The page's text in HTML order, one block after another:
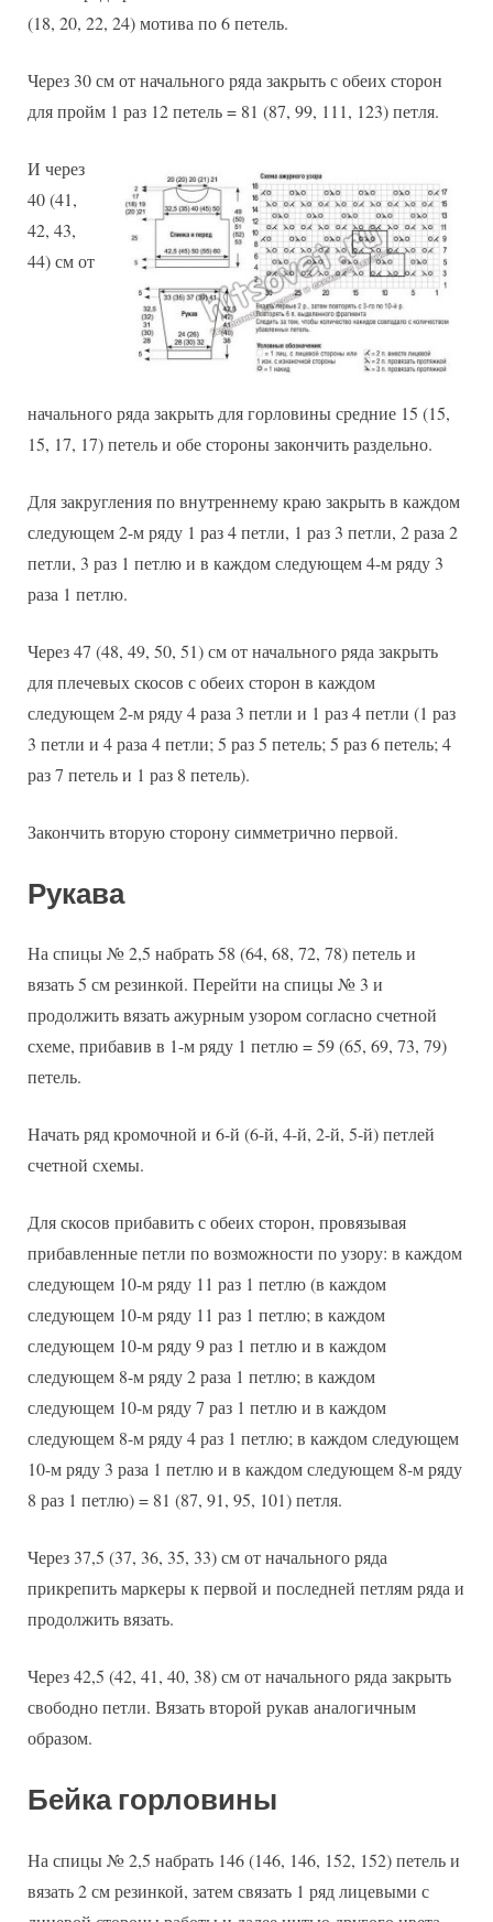
(18, 20, 22, 24) мотива по 6 петель.
Через 30 см от начального ряда закрыть с обеих сторон
для пройм 1 раз 12 петель = 81 (87, 99, 111, 123) петля.
И через
40 (41,
42, 43,
44) см от
начального ряда закрыть для горловины средние 15 (15,
15, 17, 17) петель и обе стороны закончить раздельно.
Для закругления по внутреннему краю закрыть в каждом
следующем 2-м ряду 1 раз 4 петли, 1 раз 3 петли, 2 раза 2
петли, 3 раз 1 петлю и в каждом следующем 4-м ряду 3
раза 1 петлю.
Через 47 (48, 49, 50, 51) см от начального ряда закрыть
для плечевых скосов с обеих сторон в каждом
следующем 2-м ряду 4 раза 3 петли и 1 раз 4 петли (1 раз
3 петли и 4 раза 4 петли; 5 раз 5 петель; 5 раз 6 петель; 4
раз 7 петель и 1 раз 8 петель).
Закончить вторую сторону симметрично первой.
Рукава
На спицы № 2,5 набрать 58 (64, 68, 72, 78) петель и
вязать 5 см резинкой. Перейти на спицы № 3 и
продолжить вязать ажурным узором согласно счетной
схеме, прибавив в 1-м ряду 1 петлю = 59 (65, 69, 73, 79)
петель.
Начать ряд кромочной и 6-й (6-й, 4-й, 2-й, 5-й) петлей
счетной схемы.
Для скосов прибавить с обеих сторон, провязывая
прибавленные петли по возможности по узору: в каждом
следующем 10-м ряду 11 раз 1 петлю (в каждом
следующем 10-м ряду 11 раз 1 петлю; в каждом
следующем 10-м ряду 9 раз 1 петлю и в каждом
следующем 8-м ряду 2 раза 1 петлю; в каждом
следующем 10-м ряду 7 раз 1 петлю и в каждом
следующем 8-м ряду 4 раз 1 петлю; в каждом следующем
10-м ряду 3 раза 1 петлю и в каждом следующем 8-м ряду
8 раз 1 петлю) = 81 (87, 91, 95, 101) петля.
Через 37,5 (37, 36, 35, 33) см от начального ряда
прикрепить маркеры к первой и последней петлям ряда и
продолжить вязать.
Через 42,5 (42, 41, 40, 38) см от начального ряда закрыть
свободно петли. Вязать второй рукав аналогичным
образом.
Бейка горловины
На спицы № 2,5 набрать 146 (146, 146, 152, 152) петель и
вязать 2 см резинкой, затем связать 1 ряд лицевыми с